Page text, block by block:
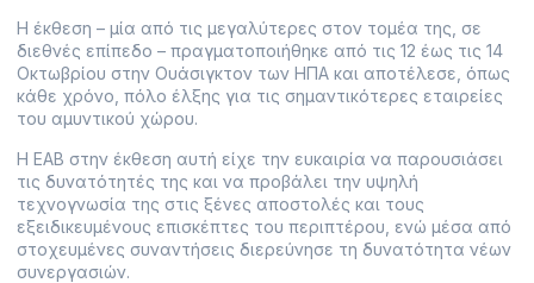
Η έκθεση – μία από τις μεγαλύτερες στον τομέα της, σε
διεθνές επίπεδο – πραγματοποιήθηκε από τις 12 έως τις 14
Οκτωβρίου στην Ουάσιγκτον των ΗΠΑ και αποτέλεσε, όπως
κάθε χρόνο, πόλο έλξης για τις σημαντικότερες εταιρείες
του αμυντικού χώρου.
Η ΕΑΒ στην έκθεση αυτή είχε την ευκαιρία να παρουσιάσει
τις δυνατότητές της και να προβάλει την υψηλή
τεχνογνωσία της στις ξένες αποστολές και τους
εξειδικευμένους επισκέπτες του περιπτέρου, ενώ μέσα από
στοχευμένες συναντήσεις διερεύνησε τη δυνατότητα νέων
συνεργασιών.